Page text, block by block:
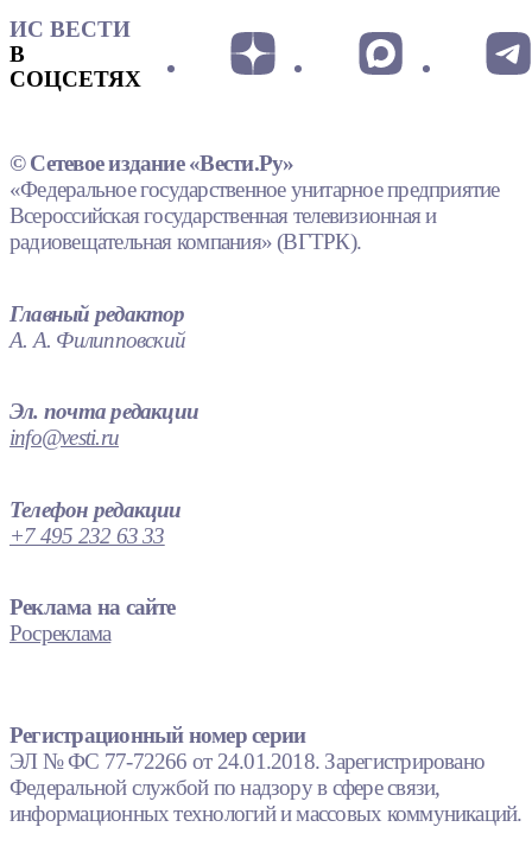
ИС ВЕСТИ
В
СОЦСЕТЯХ
© Сетевое издание «Вести.Ру»
«Федеральное государственное унитарное предприятие
Всероссийская государственная телевизионная и
радиовещательная компания» (ВГТРК).
Главный редактор
А. А. Филипповский
Эл. почта редакции
info@vesti.ru
Телефон редакции
+7 495 232 63 33
Реклама на сайте
Росреклама
Регистрационный номер серии
ЭЛ № ФС 77-72266 от 24.01.2018. Зарегистрировано
Федеральной службой по надзору в сфере связи,
информационных технологий и массовых коммуникаций.